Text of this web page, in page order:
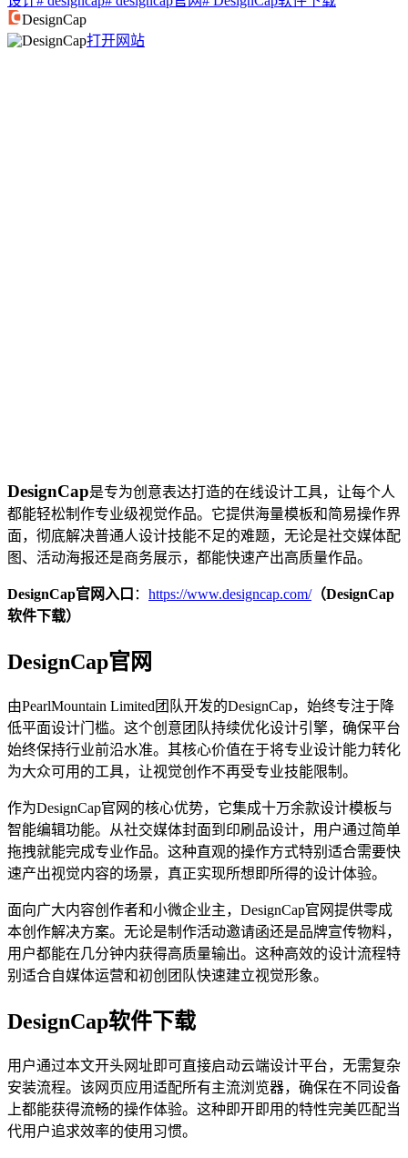
DesignCap
打开网站
DesignCap是专为创意表达打造的在线设计工具，让每个人
都能轻松制作专业级视觉作品。它提供海量模板和简易操作界
面，彻底解决普通人设计技能不足的难题，无论是社交媒体配
图、活动海报还是商务展示，都能快速产出高质量作品。
DesignCap官网入口 ： https://www.designcap.com/（DesignCap
软件下载）
DesignCap官网
由PearlMountain Limited团队开发的DesignCap，始终专注于降
低平面设计门槛。这个创意团队持续优化设计引擎，确保平台
始终保持行业前沿水准。其核心价值在于将专业设计能力转化
为大众可用的工具，让视觉创作不再受专业技能限制。
作为DesignCap官网的核心优势，它集成十万余款设计模板与
智能编辑功能。从社交媒体封面到印刷品设计，用户通过简单
拖拽就能完成专业作品。这种直观的操作方式特别适合需要快
速产出视觉内容的场景，真正实现所想即所得的设计体验。
面向广大内容创作者和小微企业主，DesignCap官网提供零成
本创作解决方案。无论是制作活动邀请函还是品牌宣传物料，
用户都能在几分钟内获得高质量输出。这种高效的设计流程特
别适合自媒体运营和初创团队快速建立视觉形象。
DesignCap软件下载
用户通过本文开头网址即可直接启动云端设计平台，无需复杂
安装流程。该网页应用适配所有主流浏览器，确保在不同设备
上都能获得流畅的操作体验。这种即开即用的特性完美匹配当
代用户追求效率的使用习惯。